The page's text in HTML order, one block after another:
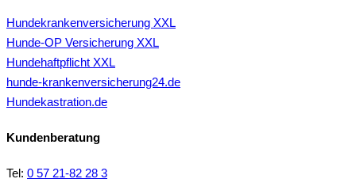
Hundekrankenversicherung XXL
Hunde-OP Versicherung XXL
Hundehaftpflicht XXL
hunde-krankenversicherung24.de
Hundekastration.de
Kundenberatung
Tel: 0 57 21-82 28 3